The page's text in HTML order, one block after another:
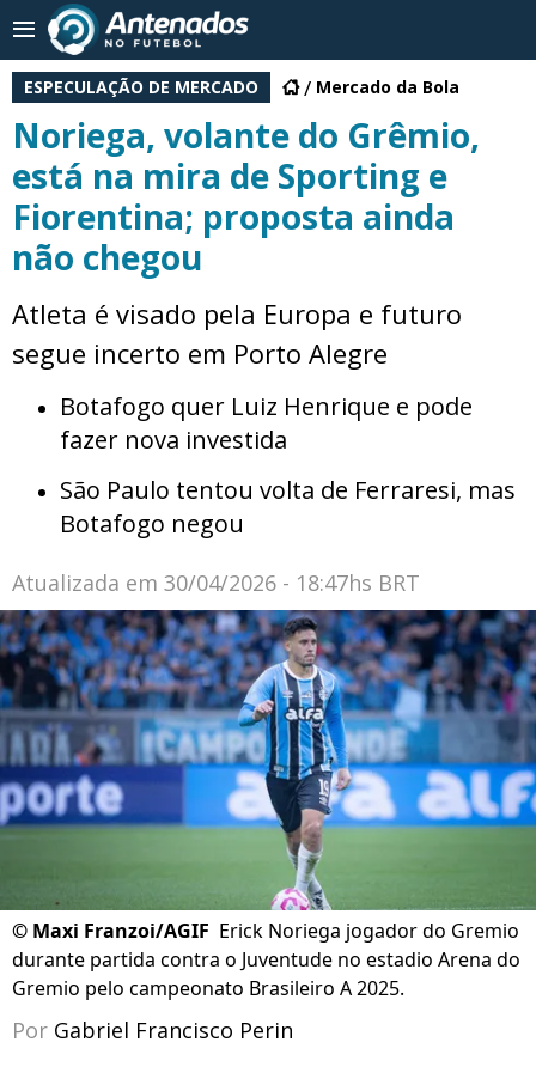
ESPECULAÇÃO DE MERCADO Mercado da Bola
Noriega, volante do Grêmio,
está na mira de Sporting e
Fiorentina; proposta ainda
não chegou
Atleta é visado pela Europa e futuro
segue incerto em Porto Alegre
Botafogo quer Luiz Henrique e pode
fazer nova investida
São Paulo tentou volta de Ferraresi, mas
Botafogo negou
Atualizada em 30/04/2026 - 18:47hs BRT
© Maxi Franzoi/AGIF Erick Noriega jogador do Gremio
durante partida contra o Juventude no estadio Arena do
Gremio pelo campeonato Brasileiro A 2025.
Por Gabriel Francisco Perin